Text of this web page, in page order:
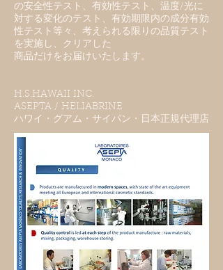
の安全性テスト、有効性テスト、温度/光に
対する変化のテスト、有効期限内の成分有効
性テスト等々、考えられる限りの品質テスト
を実施し、クリアした
商品だけをお届けいたします。
H.S.HAWAII INC.
ASEPTA / HELIABRINE
​ハワイ・グアム・サイパン・日本正規代理店